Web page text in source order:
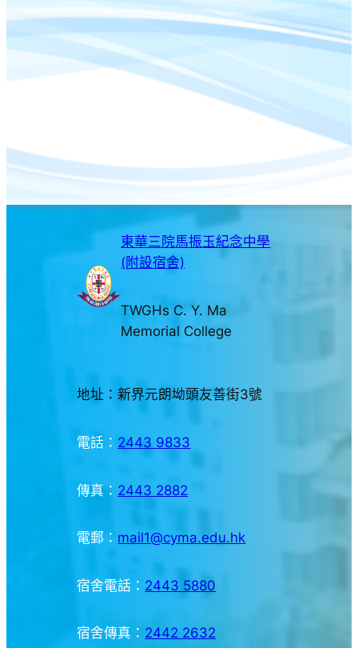
東華三院馬振玉紀念中學
(附設宿舍)
TWGHs C. Y. Ma
Memorial College
地址：新界元朗坳頭友善街3號
電話： 2443 9833
傳真： 2443 2882
電郵： mail1@cyma.edu.hk
宿舍電話： 2443 5880
宿舍傳真： 2442 2632